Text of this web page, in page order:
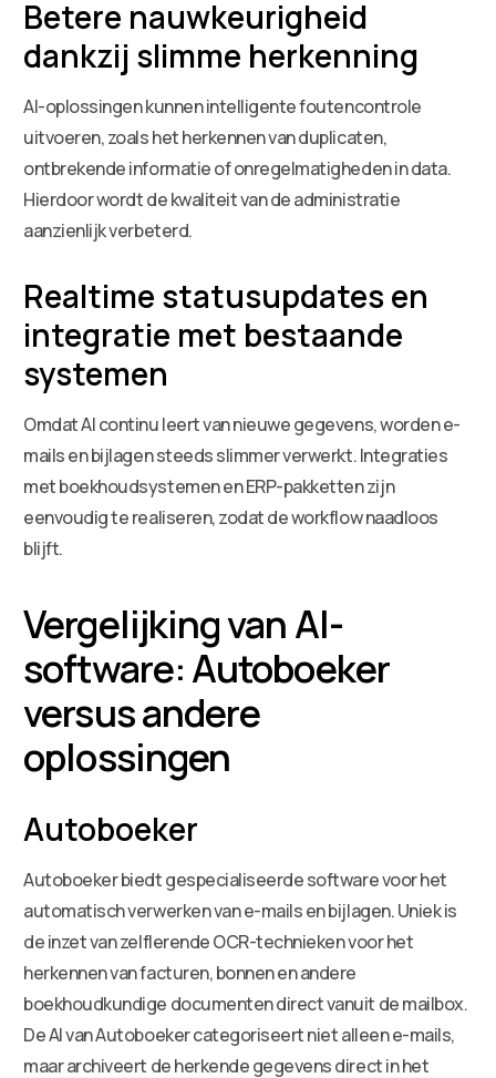
Betere nauwkeurigheid
dankzij slimme herkenning
AI-oplossingen kunnen intelligente foutencontrole
uitvoeren, zoals het herkennen van duplicaten,
ontbrekende informatie of onregelmatigheden in data.
Hierdoor wordt de kwaliteit van de administratie
aanzienlijk verbeterd.
Realtime statusupdates en
integratie met bestaande
systemen
Omdat AI continu leert van nieuwe gegevens, worden e-
mails en bijlagen steeds slimmer verwerkt. Integraties
met boekhoudsystemen en ERP-pakketten zijn
eenvoudig te realiseren, zodat de workflow naadloos
blijft.
Vergelijking van AI-
software: Autoboeker
versus andere
oplossingen
Autoboeker
Autoboeker biedt gespecialiseerde software voor het
automatisch verwerken van e-mails en bijlagen. Uniek is
de inzet van zelflerende OCR-technieken voor het
herkennen van facturen, bonnen en andere
boekhoudkundige documenten direct vanuit de mailbox.
De AI van Autoboeker categoriseert niet alleen e-mails,
maar archiveert de herkende gegevens direct in het